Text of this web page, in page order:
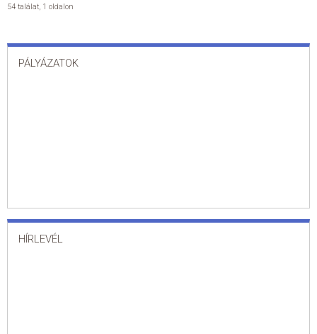
54 találat, 1 oldalon
PÁLYÁZATOK
HÍRLEVÉL